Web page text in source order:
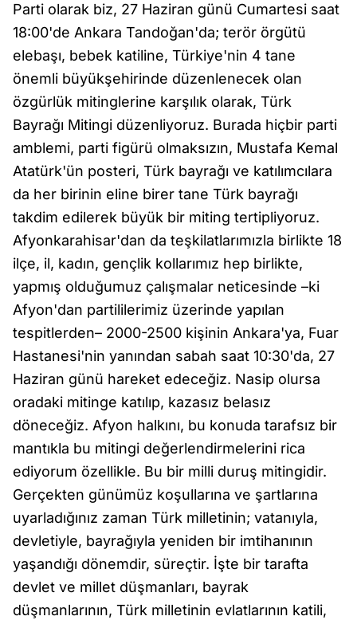
Parti olarak biz, 27 Haziran günü Cumartesi saat
18:00'de Ankara Tandoğan'da; terör örgütü
elebaşı, bebek katiline, Türkiye'nin 4 tane
önemli büyükşehirinde düzenlenecek olan
özgürlük mitinglerine karşılık olarak, Türk
Bayrağı Mitingi düzenliyoruz. Burada hiçbir parti
amblemi, parti figürü olmaksızın, Mustafa Kemal
Atatürk'ün posteri, Türk bayrağı ve katılımcılara
da her birinin eline birer tane Türk bayrağı
takdim edilerek büyük bir miting tertipliyoruz.
Afyonkarahisar'dan da teşkilatlarımızla birlikte 18
ilçe, il, kadın, gençlik kollarımız hep birlikte,
yapmış olduğumuz çalışmalar neticesinde –ki
Afyon'dan partililerimiz üzerinde yapılan
tespitlerden– 2000-2500 kişinin Ankara'ya, Fuar
Hastanesi'nin yanından sabah saat 10:30'da, 27
Haziran günü hareket edeceğiz. Nasip olursa
oradaki mitinge katılıp, kazasız belasız
döneceğiz. Afyon halkını, bu konuda tarafsız bir
mantıkla bu mitingi değerlendirmelerini rica
ediyorum özellikle. Bu bir milli duruş mitingidir.
Gerçekten günümüz koşullarına ve şartlarına
uyarladığınız zaman Türk milletinin; vatanıyla,
devletiyle, bayrağıyla yeniden bir imtihanının
yaşandığı dönemdir, süreçtir. İşte bir tarafta
devlet ve millet düşmanları, bayrak
düşmanlarının, Türk milletinin evlatlarının katili,